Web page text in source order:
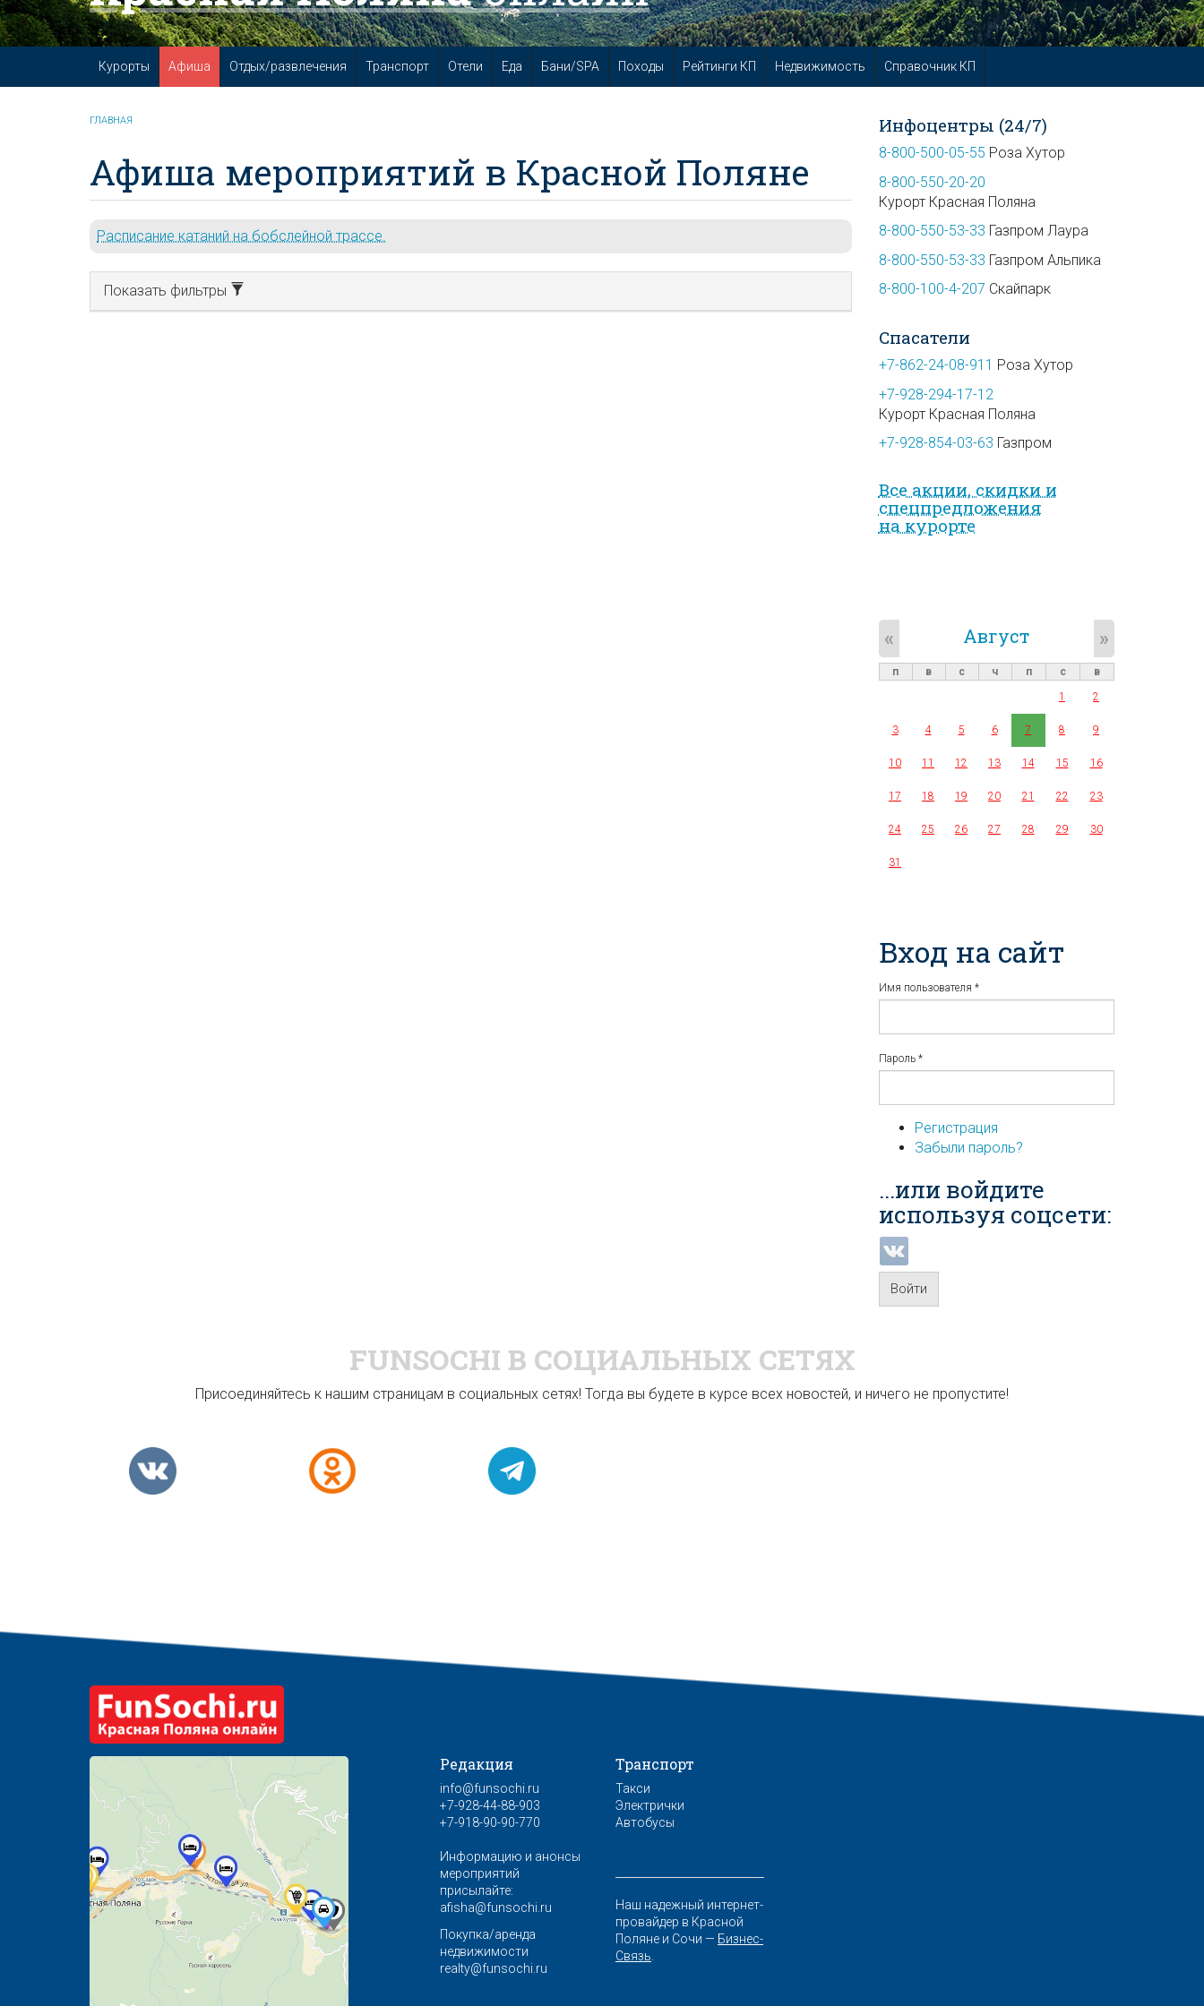
Курорты Афиша Отдых/развлечения Транспорт Отели Еда Бани/SPA Походы Рейтинги КП Недвижимость Справочник КП
ГЛАВНАЯ
Афиша мероприятий в Красной Поляне
Расписание катаний на бобслейной трассе.
Показать фильтры
Инфоцентры (24/7)
8-800-500-05-55 Роза Хутор
8-800-550-20-20
Курорт Красная Поляна
8-800-550-53-33 Газпром Лаура
8-800-550-53-33 Газпром Альпика
8-800-100-4-207 Скайпарк
Спасатели
+7-862-24-08-911 Роза Хутор
+7-928-294-17-12
Курорт Красная Поляна
+7-928-854-03-63 Газпром
Все акции, скидки и
спец­предложе­ния
на курорте
Август
« »
п в с ч п с
в
1
2
3 4 5 6 7 8 9
10 11 12 13 14 15 16
17 18 19 20 21 22 23
24 25 26 27 28 29 30
31
Вход на сайт
Имя пользователя *
Пароль *
Регистрация
Забыли пароль?
...или войдите
используя соцсети:
Войти
FUNSOCHI В СОЦИАЛЬНЫХ СЕТЯХ
Присоединяйтесь к нашим страницам в социальных сетях! Тогда вы будете в курсе всех новостей, и ничего не пропустите!
Редакция
info@funsochi.ru
+7-928-44-88-903
+7-918-90-90-770
Информацию и анонсы
мероприятий
присылайте:
afisha@funsochi.ru
Покупка/аренда
недвижимости
realty@funsochi.ru
Транспорт
Такси
Электрички
Автобусы
Наш надежный интернет-
провайдер в Красной
Поляне и Сочи — Бизнес-
Связь